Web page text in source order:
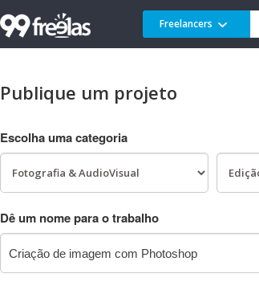
Freelancers
Publique um projeto
Escolha uma categoria
Dê um nome para o trabalho